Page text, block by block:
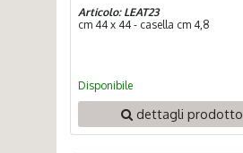
Articolo: LEAT23
cm 44 x 44 - casella cm 4,8
Disponibile
dettagli prodotto